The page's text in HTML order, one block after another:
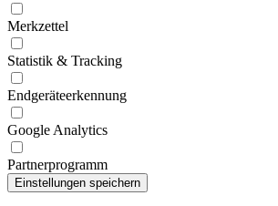
Merkzettel
Statistik & Tracking
Endgeräteerkennung
Google Analytics
Partnerprogramm